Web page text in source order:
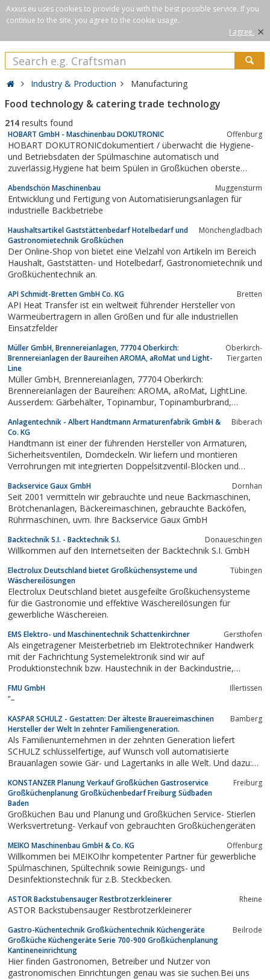
Axxus.eu uses cookies to provide you with the best possible service. If you
continue to the site, you agree to the cookie usage.
I agree. ×
Industry & Production Manufacturing
Food technology & catering trade technology
214 results found
HOBART GmbH - Maschinenbau DOKUTRONIC Offenburg
HOBART DOKUTRONICdokumentiert / überwacht die Hygiene-
und Betriebsdaten der Spülmaschine automatisch und
zuverlässig.Hygiene hat beim Spülen in Großküchen oberste
HACCP erforderlichen Daten einer Spülmaschine einfach,
zuverlässig und automatisch dokumentiert.Damit gehen...
Abendschön Maschinenbau Muggensturm
Entwicklung und Fertigung von Automatisierungsanlagen für
industrielle Backbetriebe
Haushaltsartikel Gaststättenbedarf Hotelbedarf und
Gastronomietechnik Großküchen
Mönchengladbach
Der Online-Shop von bietet eine Vielzahl von Artikeln im Bereich
Haushalt, Gaststätten- und Hotelbedarf, Gastronomietechnik und
Großküchentechnik an.
API Schmidt-Bretten GmbH Co. KG Bretten
API Heat Transfer ist ein weltweit führender Hersteller von
Wärmeübertragern in allen Größen und für alle industriellen
Einsatzfelder
Müller GmbH, Brennereianlagen, 77704 Oberkirch:
Brennereianlagen der Baureihen AROMA, aRoMat und Light-
Line
Oberkirch-
Tiergarten
Müller GmbH, Brennereianlagen, 77704 Oberkirch:
Brennereianlagen der Baureihen: AROMA, aRoMat, LightLine.
Ausserdem: Gärbehälter, Topinambur, Topinamburbrand,
Schlempepumpen, Kreiselpumpen, Schichtenfilter, Rundfilter,
Anlagentechnik - Albert Handtmann Armaturenfabrik GmbH &
Co. KG
Biberach
Handtmann ist einer der führenden Hersteller von Armaturen,
Sicherheitsventilen, Domdeckeln. Wir liefern und montieren
Verrohrungen mit integrierten Doppelsitzventil-Blöcken und
Bierstabilisierung, Bierfiltration und Entkeimung wie auch CIP
Anlagen stellen wir ebenso her.
Backservice Gaux GmbH Dornhan
Seit 2001 vermitteln wir gebrauchte und neue Backmaschinen,
Brötchenanlagen, Bäckereimaschinen, gebrauchte Backöfen,
Rührmaschinen, uvm. Ihre Backservice Gaux GmbH
Backtechnik S.I. - Backtechnik S.I. Donaueschingen
Willkommen auf den Internetseiten der Backtechnik S.I. GmbH
Electrolux Deutschland bietet Großküchensysteme und
Wäschereilösungen
Tübingen
Electrolux Deutschland bietet ausgefeilte Großküchensysteme
für die Gastronomie und effektive Wäschereilösungen für
gewerbliche Wäschereien.
EMS Elektro- und Maschinentechnik Schattenkirchner Gersthofen
Als eingetragener Meisterbetrieb im Elektrotechniker Handwerk
mit der Fachrichtung Systemelektronik sind wir auf
Produktionstechnik bzw. Haustechnik in der Backindustrie,
Gastronomiebranche spezialisiert.
FMU GmbH Illertissen
’’–
KASPAR SCHULZ - Gestatten: Der älteste Brauereimaschinen
Hersteller der Welt In zehnter Familiengeneration.
Bamberg
Als Familienunternehmen in der zehnten Generation liefert
SCHULZ schlüsselfertige, auf Wunsch voll automatisierte
Brauanlagen sowie Gär- und Lagertanks in alle Welt. Und dazu:
KONSTANZER Planung Verkauf Großküchen Gastroservice
Großküchenplanung Großküchenbedarf Freiburg Südbaden
Baden
Freiburg
Großküchen Bau und Planung und Großküchen Service- Stierlen
Werksvertretung- Verkauf von gebrauchten Großküchengeräten
MEIKO Maschinenbau GmbH & Co. KG Offenburg
Willkommen bei MEIKOIhr kompetenter Partner für gewerbliche
Spülmaschinen, Spültechnik sowie Reinigungs- und
Desinfektionstechnik für z.B. Steckbecken.
ASTOR Backstubensauger Restbrotzerkleinerer Rheine
ASTOR Backstubensauger Restbrotzerkleinerer
Gastro-Küchentechnik Großküchentechnik Küchengeräte
Großküche Küchengeräte Serie 700-900 Großküchenplanung
Kantineneinrichtung
Beilrode
Hier finden Gastronomen, Betreiber und Nutzer von
gastronomischen Einrichtungen genau was sie suchen.Bei uns